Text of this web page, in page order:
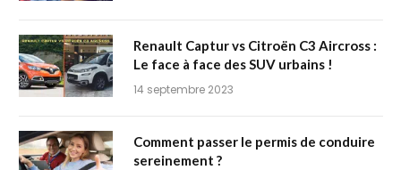
Renault Captur vs Citroën C3 Aircross :
Le face à face des SUV urbains !
14 septembre 2023
Comment passer le permis de conduire
sereinement ?